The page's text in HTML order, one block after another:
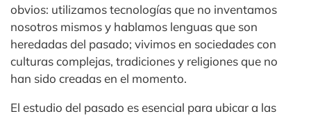
obvios: utilizamos tecnologías que no inventamos
nosotros mismos y hablamos lenguas que son
heredadas del pasado; vivimos en sociedades con
culturas complejas, tradiciones y religiones que no
han sido creadas en el momento.
El estudio del pasado es esencial para ubicar a las